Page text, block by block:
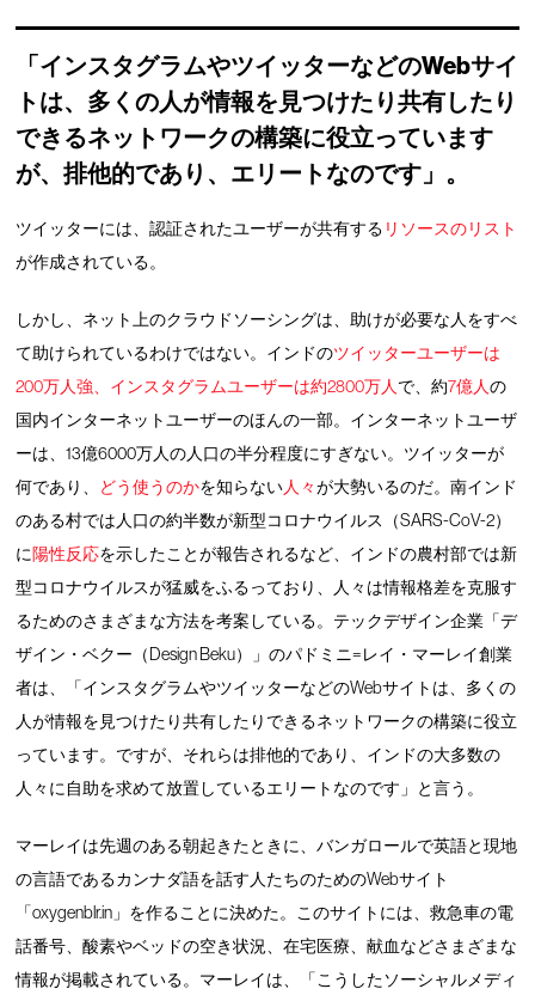
「インスタグラムやツイッターなどのWebサイ
トは、多くの人が情報を見つけたり共有したり
できるネットワークの構築に役立っています
が、排他的であり、エリートなのです」。
ツイッターには、認証されたユーザーが共有する リソースのリスト
が作成されている。
しかし、ネット上のクラウドソーシングは、助けが必要な人をすべ
て助けられているわけではない。インドのツイッターユーザーは
200万人強、インスタグラムユーザーは約2800万人 で、約7億人の
国内インターネットユーザーのほんの一部。インターネットユーザ
ーは、13億6000万人の人口の半分程度にすぎない。ツイッターが
何であり、 どう使うのかを知らない人々が大勢いるのだ。南インド
のある村では人口の約半数が新型コロナウイルス（SARS-CoV-2）
に陽性反応を示したことが報告されるなど、インドの農村部では新
型コロナウイルスが猛威をふるっており、人々は情報格差を克服す
るためのさまざまな方法を考案している。テックデザイン企業「デ
ザイン・ベクー（Design Beku）」のパドミニ=レイ・マーレイ創業
者は、「インスタグラムやツイッターなどのWebサイトは、多くの
人が情報を見つけたり共有したりできるネットワークの構築に役立
っています。ですが、それらは排他的であり、インドの大多数の
人々に自助を求めて放置しているエリートなのです」と言う。
マーレイは先週のある朝起きたときに、バンガロールで英語と現地
の言語であるカンナダ語を話す人たちのためのWebサイト
「oxygenblr.in」を作ることに決めた。このサイトには、救急車の電
話番号、酸素やベッドの空き状況、在宅医療、献血などさまざまな
情報が掲載されている。マーレイは、「こうしたソーシャルメディ